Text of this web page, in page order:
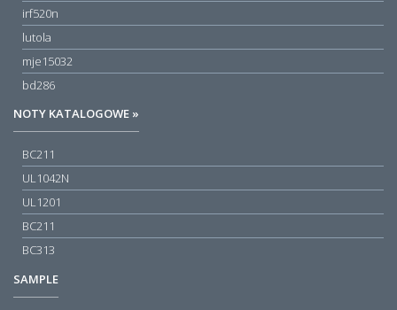
irf520n
lutola
mje15032
bd286
NOTY KATALOGOWE »
BC211
UL1042N
UL1201
BC211
BC313
SAMPLE